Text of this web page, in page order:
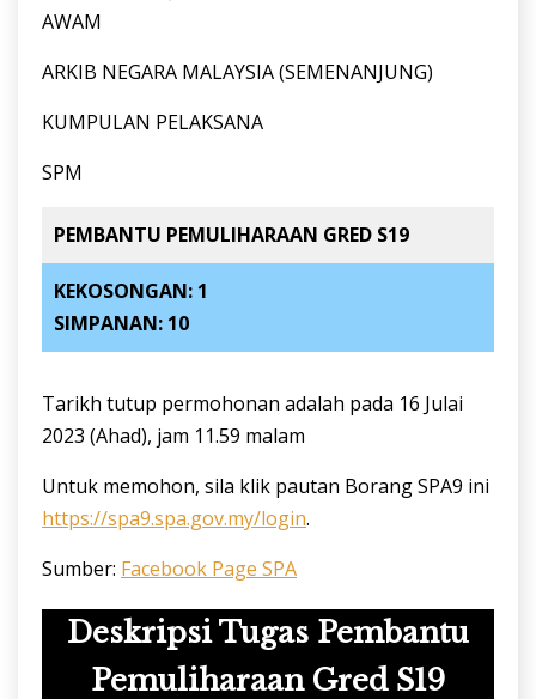
AWAM
ARKIB NEGARA MALAYSIA (SEMENANJUNG)
KUMPULAN PELAKSANA
SPM
PEMBANTU PEMULIHARAAN GRED S19
KEKOSONGAN: 1
SIMPANAN: 10
Tarikh tutup permohonan adalah pada 16 Julai
2023 (Ahad), jam 11.59 malam
Untuk memohon, sila klik pautan Borang SPA9 ini
https://spa9.spa.gov.my/login.
Sumber: Facebook Page SPA
Deskripsi Tugas Pembantu
Pemuliharaan Gred S19